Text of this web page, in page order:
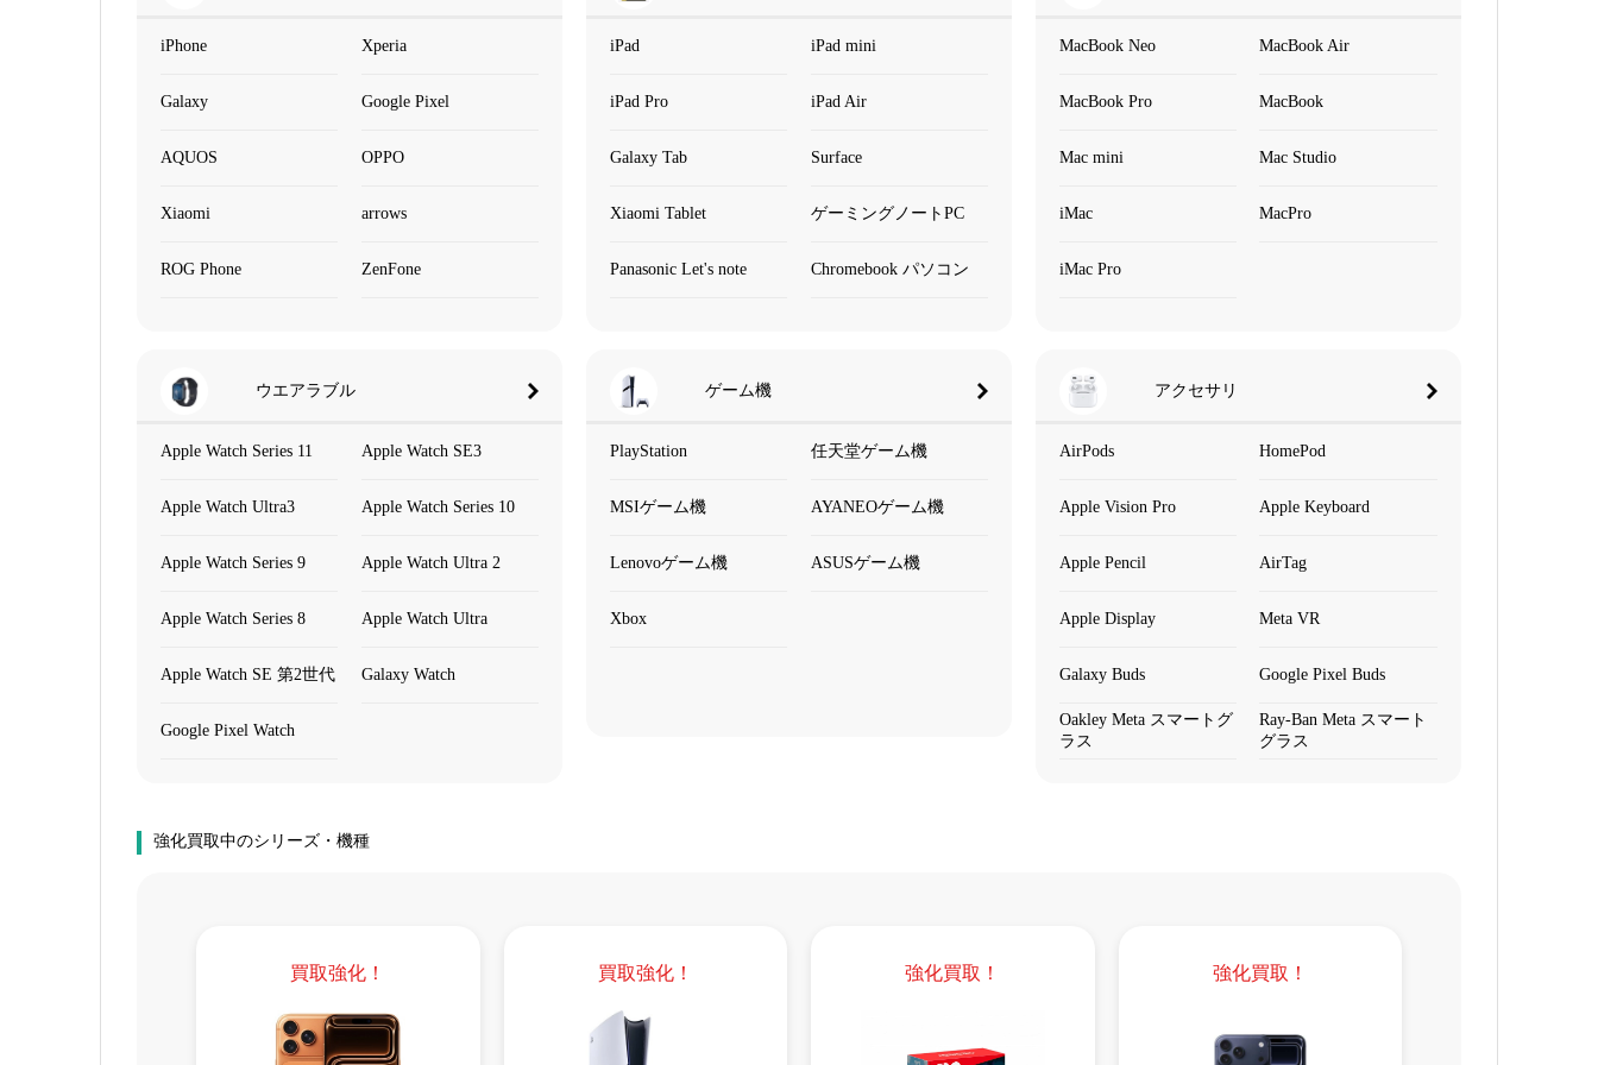
iPhone Xperia
Galaxy Google Pixel
AQUOS OPPO
Xiaomi arrows
ROG Phone ZenFone
iPad iPad mini
iPad Pro iPad Air
Galaxy Tab Surface
Xiaomi Tablet ゲーミングノートPC
Panasonic Let's note Chromebook パソコン
MacBook Neo MacBook Air
MacBook Pro MacBook
Mac mini Mac Studio
iMac MacPro
iMac Pro
ウエアラブル
Apple Watch Series 11 Apple Watch SE3
Apple Watch Ultra3 Apple Watch Series 10
Apple Watch Series 9 Apple Watch Ultra 2
Apple Watch Series 8 Apple Watch Ultra
Apple Watch SE 第2世代 Galaxy Watch
Google Pixel Watch
ゲーム機
PlayStation 任天堂ゲーム機
MSIゲーム機 AYANEOゲーム機
Lenovoゲーム機 ASUSゲーム機
Xbox
アクセサリ
AirPods HomePod
Apple Vision Pro Apple Keyboard
Apple Pencil AirTag
Apple Display Meta VR
Galaxy Buds Google Pixel Buds
Oakley Meta スマートグ
ラス
Ray-Ban Meta スマート
グラス
強化買取中のシリーズ・機種
買取強化！ 買取強化！ 強化買取！ 強化買取！